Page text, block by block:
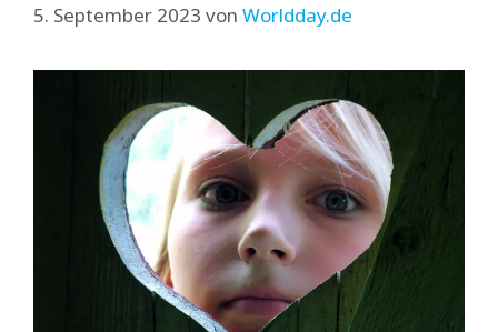
5. September 2023 von Worldday.de